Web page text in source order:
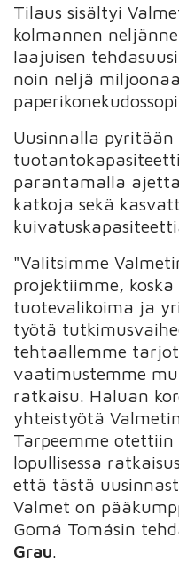
Tilaus sisältyi
kolmannen
laajuisen
noin neljä
Uusinnalla
parantamalla
katkoja sekä
"Valitsimme
projektiimme,
tuotevalikoima ja
työtä
tehtaallemme
vaatimustemme
ratkaisu. Haluan
yhteistyötä
Tarpeemme
lopullisessa
että tästä
Valmet on
Gomá Tomásin
Grau